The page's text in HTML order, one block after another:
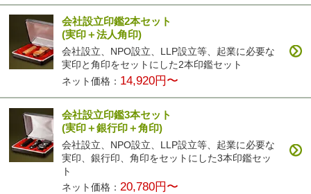
会社設立印鑑2本セット
(実印＋法人角印)
会社設立、NPO設立、LLP設立等、起業に必要な
実印と角印をセットにした2本印鑑セット
ネット価格： 14,920円〜
会社設立印鑑3本セット
(実印＋銀行印＋角印)
会社設立、NPO設立、LLP設立等、起業に必要な
実印、銀行印、角印をセットにした3本印鑑セッ
ト
ネット価格： 20,780円〜